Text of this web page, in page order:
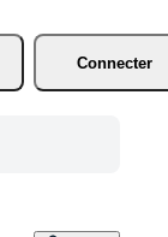
Connecter